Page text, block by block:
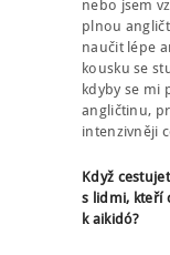
nebo jsem
plnou
naučit lépe
kousku se
kdyby se mi
angličtinu,
intenzivněji
Když
s lidmi, kteří
k aikidó?